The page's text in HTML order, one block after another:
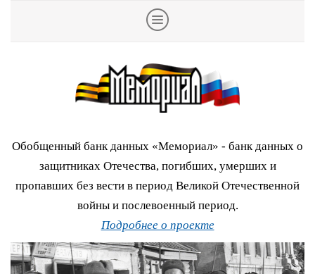
Обобщенный банк данных «Мемориал» - банк данных о
защитниках Отечества, погибших, умерших и
пропавших без вести в период Великой Отечественной
войны и послевоенный период.
Подробнее о проекте